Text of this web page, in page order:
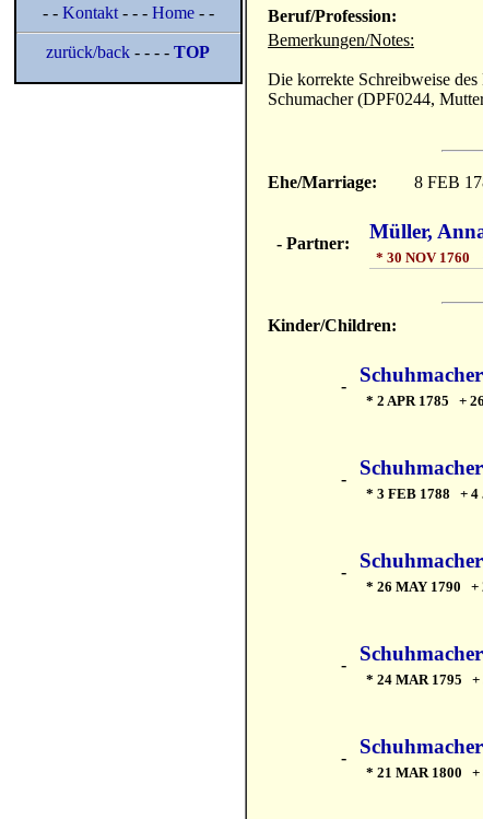
Beruf/Profession:
Bemerkungen/Notes:
Die korrekte Schreibweise
Schumacher (DPF0244,
Ehe/Marriage: 8 FEB
- Partner:
Müller,
* 30 NOV 1760
Kinder/Children:
-
* 2 APR 1785 +
-
* 3 FEB 1788 + 4
-
* 26 MAY 1790 +
-
* 24 MAR 1795 +
-
* 21 MAR 1800 +
- - Kontakt- - - Home- -
zurück/back - - - -TOP